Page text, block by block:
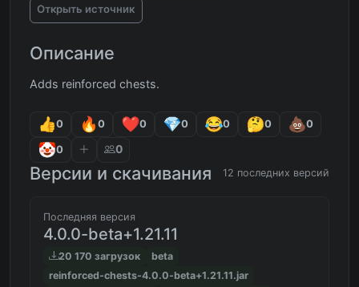
Открыть источник
Описание
Adds reinforced chests.
0 0 0 0 0 0 0
0 0
Версии и скачивания 12 последних версий
Последняя версия
4.0.0-beta+1.21.11
20 170 загрузок
beta
reinforced-chests-4.0.0-beta+1.21.11.jar